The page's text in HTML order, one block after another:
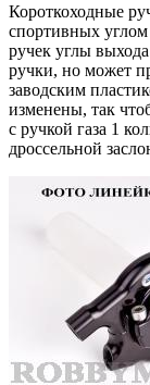
Короткоходные
спортивных
ручек углы
ручки, но может
заводским
изменены, так
с ручкой газа 1
дроссельной